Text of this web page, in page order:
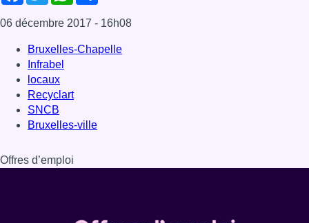
06 décembre 2017 - 16h08
Bruxelles-Chapelle
Infrabel
locaux
Recyclart
SNCB
Bruxelles-ville
Offres d’emploi